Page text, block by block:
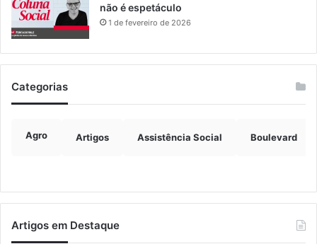
não é espetáculo
1 de fevereiro de 2026
Categorias
Agro Artigos Assistência Social Boulevard
Artigos em Destaque